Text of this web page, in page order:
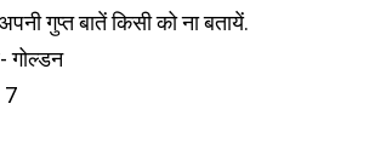
गुप्त बातें किसी को ना बतायें.
गोल्डन
7